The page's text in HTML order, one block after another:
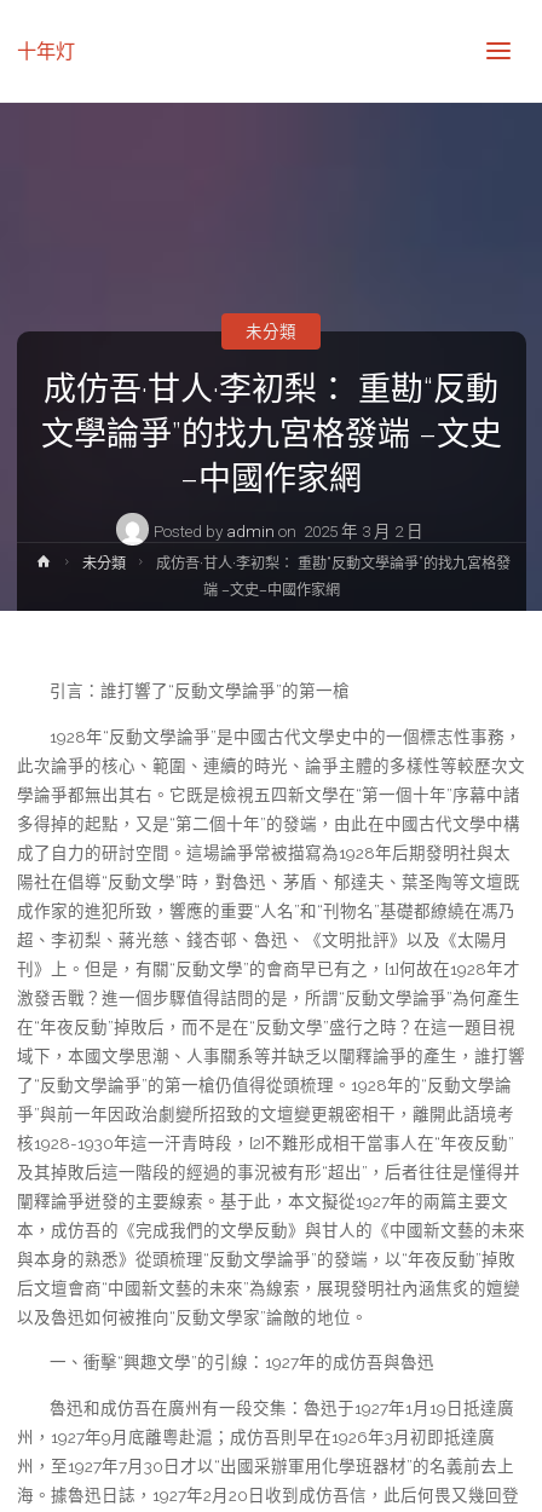
十年灯
成仿吾·甘人·李初梨： 重勘“反動
文學論爭”的找九宮格發端 –文史
–中國作家網
Posted by admin on 2025 年 3 月 2 日
未分類
Home未分類
成仿吾·甘人·李初梨： 重勘“反動文學論爭”的找九宮格發
端 –文史–中國作家網
引言：誰打響了“反動文學論爭”的第一槍
1928年“反動文學論爭”是中國古代文學史中的一個標志性事務，
此次論爭的核心、範圍、連續的時光、論爭主體的多樣性等較歷次文
學論爭都無出其右。它既是檢視五四新文學在“第一個十年”序幕中諸
多得掉的起點，又是“第二個十年”的發端，由此在中國古代文學中構
成了自力的研討空間。這場論爭常被描寫為1928年后期發明社與太
陽社在倡導“反動文學”時，對魯迅、茅盾、郁達夫、葉圣陶等文壇既
成作家的進犯所致，響應的重要“人名”和“刊物名”基礎都繚繞在馮乃
超、李初梨、蔣光慈、錢杏邨、魯迅、《文明批評》以及《太陽月
刊》上。但是，有關“反動文學”的會商早已有之，[1]何故在1928年才
激發舌戰？進一個步驟值得詰問的是，所謂“反動文學論爭”為何產生
在“年夜反動”掉敗后，而不是在“反動文學”盛行之時？在這一題目視
域下，本國文學思潮、人事關系等并缺乏以闡釋論爭的產生，誰打響
了“反動文學論爭”的第一槍仍值得從頭梳理。1928年的“反動文學論
爭”與前一年因政治劇變所招致的文壇變更親密相干，離開此語境考
核1928-1930年這一汗青時段，[2]不難形成相干當事人在“年夜反動”
及其掉敗后這一階段的經過的事況被有形“超出”，后者往往是懂得并
闡釋論爭迸發的主要線索。基于此，本文擬從1927年的兩篇主要文
本，成仿吾的《完成我們的文學反動》與甘人的《中國新文藝的未來
與本身的熟悉》從頭梳理“反動文學論爭”的發端，以“年夜反動”掉敗
后文壇會商“中國新文藝的未來”為線索，展現發明社內涵焦炙的嬗變
以及魯迅如何被推向“反動文學家”論敵的地位。
一、衝擊“興趣文學”的引線：1927年的成仿吾與魯迅
魯迅和成仿吾在廣州有一段交集：魯迅于1927年1月19日抵達廣
州，1927年9月底離粵赴滬；成仿吾則早在1926年3月初即抵達廣
州，至1927年7月30日才以“出國采辦軍用化學班器材”的名義前去上
海。據魯迅日誌，1927年2月20日收到成仿吾信，此后何畏又幾回登